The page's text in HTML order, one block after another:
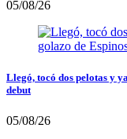
05/08/26
Llegó, tocó dos pelotas y
debut
05/08/26